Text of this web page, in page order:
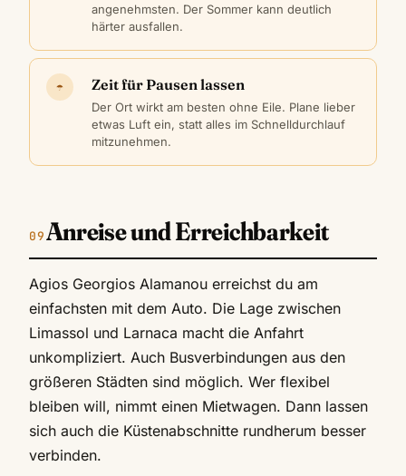
angenehmsten. Der Sommer kann deutlich
härter ausfallen.
☂ Zeit für Pausen lassen
Der Ort wirkt am besten ohne Eile. Plane lieber
etwas Luft ein, statt alles im Schnelldurchlauf
mitzunehmen.
Anreise und Erreichbarkeit
Agios Georgios Alamanou erreichst du am
einfachsten mit dem Auto. Die Lage zwischen
Limassol und Larnaca macht die Anfahrt
unkompliziert. Auch Busverbindungen aus den
größeren Städten sind möglich. Wer flexibel
bleiben will, nimmt einen Mietwagen. Dann lassen
sich auch die Küstenabschnitte rundherum besser
verbinden.